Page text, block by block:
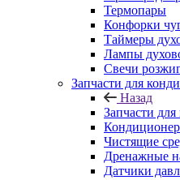
Термопары
Конфорки
Таймеры
Лампы
Свечи
Запчасти для
Назад
Запчасти
Чистящие
Дренажные
Датчики